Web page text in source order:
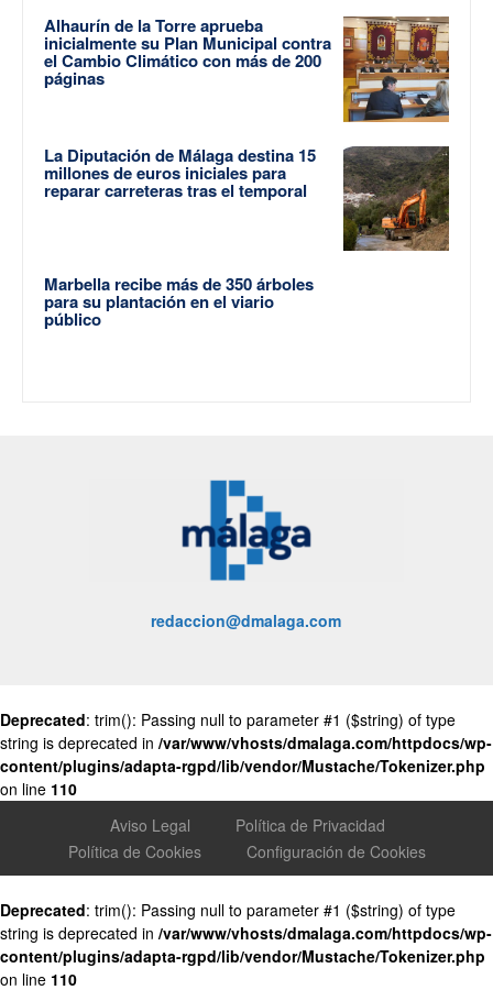
Alhaurín de la Torre aprueba
inicialmente su Plan Municipal contra
el Cambio Climático con más de 200
páginas
La Diputación de Málaga destina 15
millones de euros iniciales para
reparar carreteras tras el temporal
Marbella recibe más de 350 árboles
para su plantación en el viario
público
redaccion@dmalaga.com
Deprecated: trim(): Passing null to parameter #1 ($string) of type
string is deprecated in /var/www/vhosts/dmalaga.com/httpdocs/wp-
content/plugins/adapta-rgpd/lib/vendor/Mustache/Tokenizer.php
on line 110
Aviso Legal
Política de Privacidad
Política de Cookies
Configuración de Cookies
Deprecated: trim(): Passing null to parameter #1 ($string) of type
string is deprecated in /var/www/vhosts/dmalaga.com/httpdocs/wp-
content/plugins/adapta-rgpd/lib/vendor/Mustache/Tokenizer.php
on line 110